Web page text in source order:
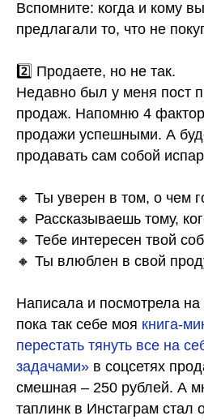
Вспомните: когда и кому
предлагали то, что не
2️⃣ Продаете, но не так.
Недавно был у меня пост
продаж. Напомню 4
продажи успешными. А
продавать сам собой
🔸 Ты уверен в том, о чем
🔸 Рассказываешь тому,
🔸 Тебе интересен твой
🔸 Ты влюблен в свой
Написала и посмотрела на
пока так себе моя книга-
перестать тянуть все на
задачами» в соцсетях
смешная – 250 рублей. А
таплинк в Инстаграм стал